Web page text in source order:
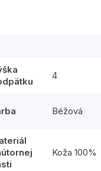
4
Béžová
Koža 100%